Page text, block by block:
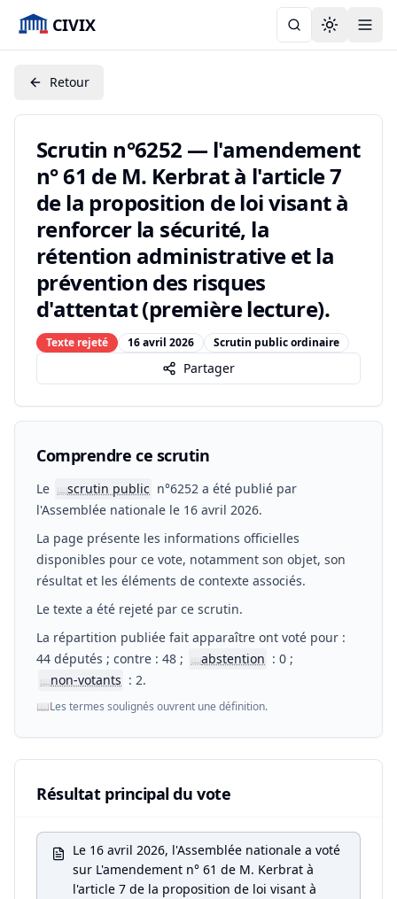
CIVIX Toggle
Retour
Scrutin n°6252 — l'amendement
n° 61 de M. Kerbrat à l'article 7
de la proposition de loi visant à
renforcer la sécurité, la
rétention administrative et la
prévention des risques
d'attentat (première lecture).
Texte rejeté 16 avril 2026 Scrutin public ordinaire
Partager
Comprendre ce scrutin
Le 📖scrutin public n°6252 a été publié par
l'Assemblée nationale le 16 avril 2026.
La page présente les informations officielles
disponibles pour ce vote, notamment son objet, son
résultat et les éléments de contexte associés.
Le texte a été rejeté par ce scrutin.
La répartition publiée fait apparaître ont voté pour :
44 députés ; contre : 48 ;
📖abstention : 0 ;
📖non-votants : 2.
📖Les termes soulignés ouvrent une définition.
Résultat principal du vote
Le 16 avril 2026, l'Assemblée nationale a voté
sur L'amendement n° 61 de M. Kerbrat à
l'article 7 de la proposition de loi visant à